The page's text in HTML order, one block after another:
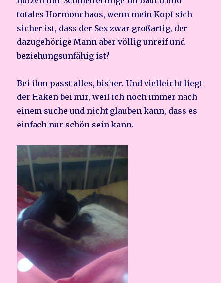
totales Hormonchaos, wenn mein Kopf sich
sicher ist, dass der Sex zwar großartig, der
dazugehörige Mann aber völlig unreif und
beziehungsunfähig ist?
Bei ihm passt alles, bisher. Und vielleicht liegt
der Haken bei mir, weil ich noch immer nach
einem suche und nicht glauben kann, dass es
einfach nur schön sein kann.